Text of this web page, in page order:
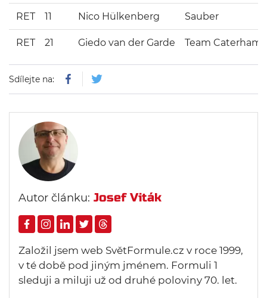
RET 11 Nico Hülkenberg Sauber
RET 21 Giedo van der Garde Team Caterham
Sdílejte na:
Autor článku: Josef Viták
Založil jsem web SvětFormule.cz v roce 1999,
v té době pod jiným jménem. Formuli 1
sleduji a miluji už od druhé poloviny 70. let.